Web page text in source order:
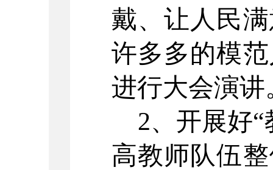
戴、让人民
许多多的模
进行大会演讲
2、开展好
高教师队伍